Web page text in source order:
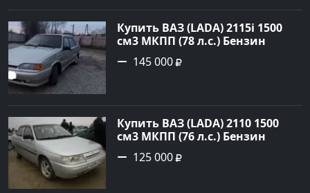
Авторынок23
Купить ВАЗ (LADA) 2115i 1500
см3 МКПП (78 л.с.) Бензин
инжектор в Брюховецкая: цвет
Золотой Седан 2003 года по
Авторынок23
145 000
Купить ВАЗ (LADA) 2110 1500
см3 МКПП (76 л.с.) Бензин
инжектор в Новороссийск:
цвет белый Седан 2004 года по
125 000